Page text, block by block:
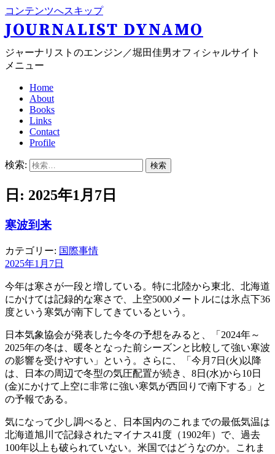
コンテンツへスキップ
JOURNALIST DYNAMO
ジャーナリストのエンジン／堀田佳男オフィシャルサイト
メニュー
Home
About
Books
Links
Contact
Profile
検索:
日: 2025年1月7日
寒波到来
カテゴリー: 国際事情
2025年1月7日
今年は寒さが一段と増している。特に北陸から東北、北海道
にかけては記録的な寒さで、上空5000メートルには氷点下36
度という寒気が南下してきているという。
日本気象協会が発表した今冬の予想をみると、「2024年～
2025年の冬は、暖冬となった前シーズンと比較して強い寒波
の影響を受けやすい」という。さらに、「今月7日(火)以降
は、日本の周辺で冬型の気圧配置が続き、8日(水)から10日
(金)にかけて上空に非常に強い寒気が西回りで南下する」と
の予報である。
気になって少し調べると、日本国内のこれまでの最低気温は
北海道旭川で記録されたマイナス41度（1902年）で、過去
100年以上も破られていない。米国ではどうなのか。これま